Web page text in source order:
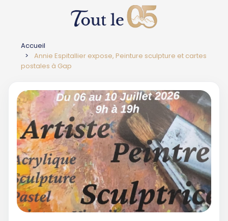
Accueil
Annie Espitallier expose, Peinture sculpture et cartes
postales à Gap